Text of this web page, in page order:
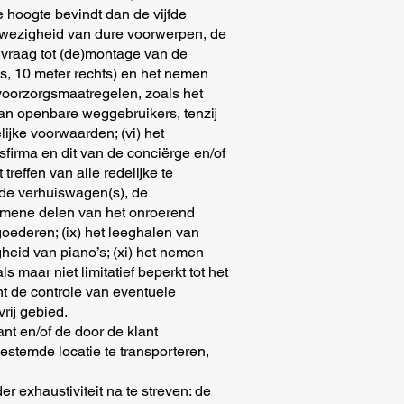
bevindt dan de vijfde
van dure voorwerpen, de
tot (de)montage van de
10 meter rechts) en het nemen
zoals het
openbare weggebruikers, tenzij
voorwaarden; (vi) het
en dit van de conciërge en/of
van alle redelijke te
verhuiswagen(s), de
delen van het onroerend
(ix) het leeghalen van
van piano’s; (xi) het nemen
maar niet limitatief beperkt tot het
de controle van eventuele
gebied.
en/of de door de klant
locatie te transporteren,
exhaustiviteit na te streven: de